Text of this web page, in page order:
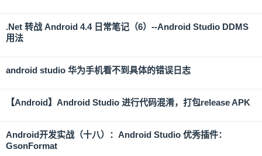
.Net 转战 Android 4.4 日常笔记（6）--Android Studio DDMS
用法
android studio 华为手机看不到具体的错误日志
【Android】Android Studio 进行代码混淆，打包release APK
Android开发实战（十八）：Android Studio 优秀插件：
GsonFormat